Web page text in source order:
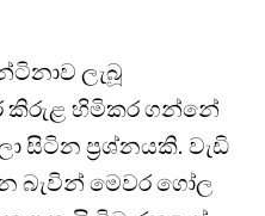
ලැබූ
කිරුළ හිමිකර ගන්නේ
සිටින ප්‍රශ්නයකි. වැඩි
බැවින් මෙවර ගෝල